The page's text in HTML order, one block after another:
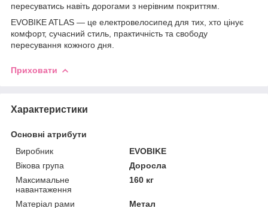
пересуватись навіть дорогами з нерівним покриттям.
EVOBIKE ATLAS — це електровелосипед для тих, хто цінує
комфорт, сучасний стиль, практичність та свободу
пересування кожного дня.
Приховати
Характеристики
Основні атрибути
Виробник
EVOBIKE
Вікова група
Доросла
Максимальне
навантаження
160 кг
Матеріал рами
Метал